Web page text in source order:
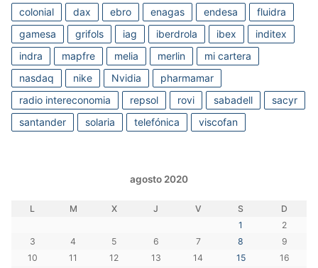
colonial
dax ebro enagas endesa
fluidra
gamesa
grifols iag iberdrola ibex
inditex
indra
mapfre melia merlin
mi cartera
nasdaq
nike Nvidia
pharmamar
radio intereconomia
repsol rovi sabadell
sacyr
santander
solaria telefónica viscofan
agosto 2020
L M X J V S
D
1
2
3
4 5 6 7 8
9
10
11 12 13 14 15 16